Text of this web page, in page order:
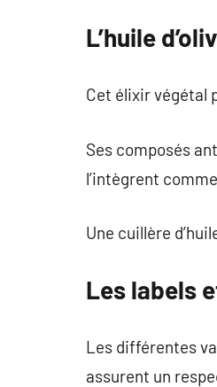
L’huile
Cet élixir végétal
Ses composés
l’intègrent
Une cuillère
Les labels
Les différentes
assurent un